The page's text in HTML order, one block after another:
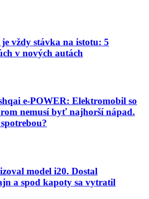
vždy stávka na istotu: 5
v nových autách
e-POWER: Elektromobil so
nemusí byť najhorší nápad.
model i20. Dostal
a spod kapoty sa vytratil